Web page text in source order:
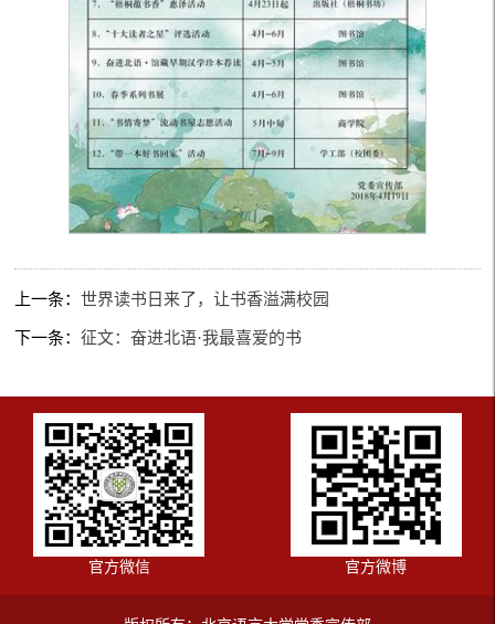
上一条：世界读书日来了，让书香溢满校园
下一条：征文：奋进北语·我最喜爱的书
官方微信 官方微博